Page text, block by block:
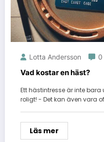
Lotta Andersson 0
Vad kostar en häst?
Ett hästintresse är inte
roligt! - Det kan även vara
Läs mer